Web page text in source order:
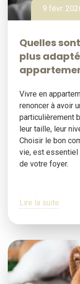
9 févr.
Quelles
plus
Vivre en
renoncer à avoir
particulièrement
leur taille, leur
Choisir le bon
vie, est essentiel
de votre foyer.
Lire la suite